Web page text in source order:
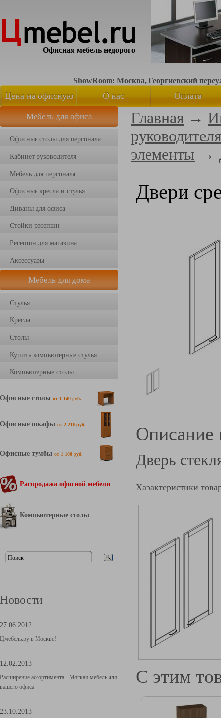
Офисная мебель недорого
ShowRoom: Москва, Георгиевский
Цена на офисную
мебель
О нас Оплата
Мебель для офиса
Офисные столы для персонала
Кабинет руководителя
Мебель для персонала
Офисные кресла и стулья
Диваны для офиса
Стойки ресепшн
Ресепшн для магазина
Аксессуары
Мебель для дома
Стулья
Кресла
Столы
Купить компьютерные стулья
Компьютерные столы
Офисные столы от 1 140 руб.
Офисные шкафы от 2 210 руб.
Офисные тумбы от 1 100 руб.
Распродажа офисной мебели
Компьютерные столы
Новости
27.06.2012
Цмебель.ру в Москве!
12.02.2013
Расширение ассортимента - Мягкая мебель для
вашего офиса
23.10.2013
Главная →
элементы →
Двери
Описание
Дверь
Характеристики
С этим